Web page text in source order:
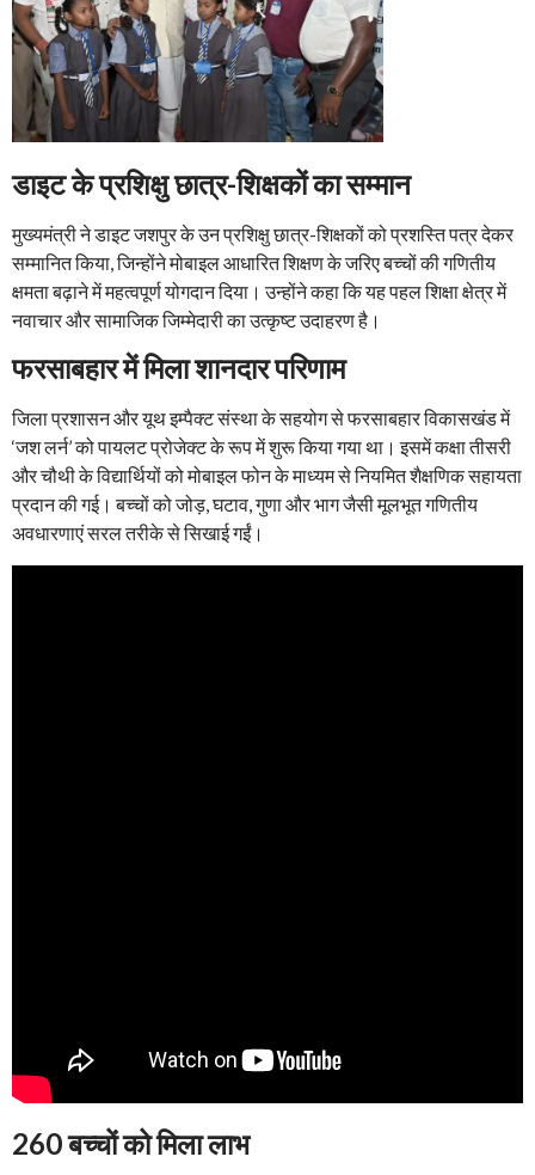
डाइट के प्रशिक्षु छात्र-शिक्षकों का सम्मान
मुख्यमंत्री ने डाइट जशपुर के उन प्रशिक्षु छात्र-शिक्षकों को प्रशस्ति पत्र देकर
सम्मानित किया, जिन्होंने मोबाइल आधारित शिक्षण के जरिए बच्चों की गणितीय
क्षमता बढ़ाने में महत्वपूर्ण योगदान दिया। उन्होंने कहा कि यह पहल शिक्षा क्षेत्र में
नवाचार और सामाजिक जिम्मेदारी का उत्कृष्ट उदाहरण है।
फरसाबहार में मिला शानदार परिणाम
जिला प्रशासन और यूथ इम्पैक्ट संस्था के सहयोग से फरसाबहार विकासखंड में
‘जश लर्न’ को पायलट प्रोजेक्ट के रूप में शुरू किया गया था। इसमें कक्षा तीसरी
और चौथी के विद्यार्थियों को मोबाइल फोन के माध्यम से नियमित शैक्षणिक सहायता
प्रदान की गई। बच्चों को जोड़, घटाव, गुणा और भाग जैसी मूलभूत गणितीय
अवधारणाएं सरल तरीके से सिखाई गईं।
260 बच्चों को मिला लाभ